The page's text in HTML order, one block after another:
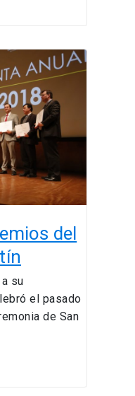
del
su
el pasado
de San